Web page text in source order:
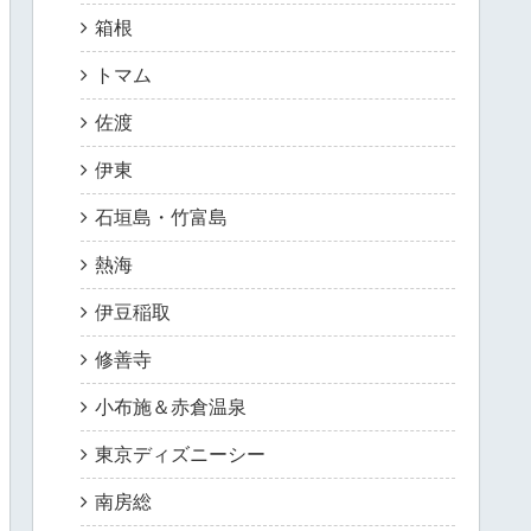
箱根
トマム
佐渡
伊東
石垣島・竹富島
熱海
伊豆稲取
修善寺
小布施＆赤倉温泉
東京ディズニーシー
南房総